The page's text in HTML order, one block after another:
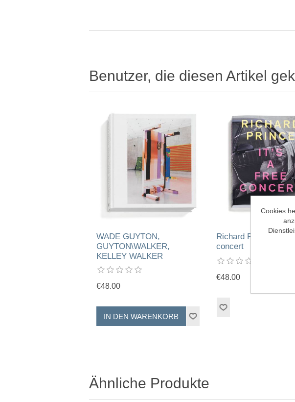
Benutzer, die diesen Artikel
WADE GUYTON,
GUYTON\WALKER,
KELLEY WALKER
€48.00
Richard Prince – It´s
concert
€48.00
Ähnliche Produkte
Cookies